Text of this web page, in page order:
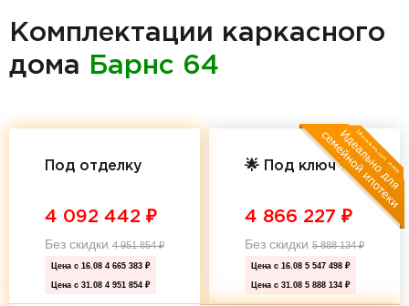
Комплектации каркасного
дома
Барнс 64
Под отделку
4 092 442 ₽
Без скидки 4 951 854₽
Цена с 16.08 4 665 383 ₽
Цена с 31.08 4 951 854 ₽
🌟 Под ключ 🌟
4 866 227 ₽
Без скидки 5 888 134₽
Цена с 16.08 5 547 498 ₽
Цена с 31.08 5 888 134 ₽